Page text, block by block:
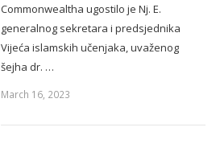
Commonwealtha ugostilo je Nj. E.
generalnog sekretara i predsjednika
Vijeća islamskih učenjaka, uvaženog
šejha dr. …
March 16, 2023